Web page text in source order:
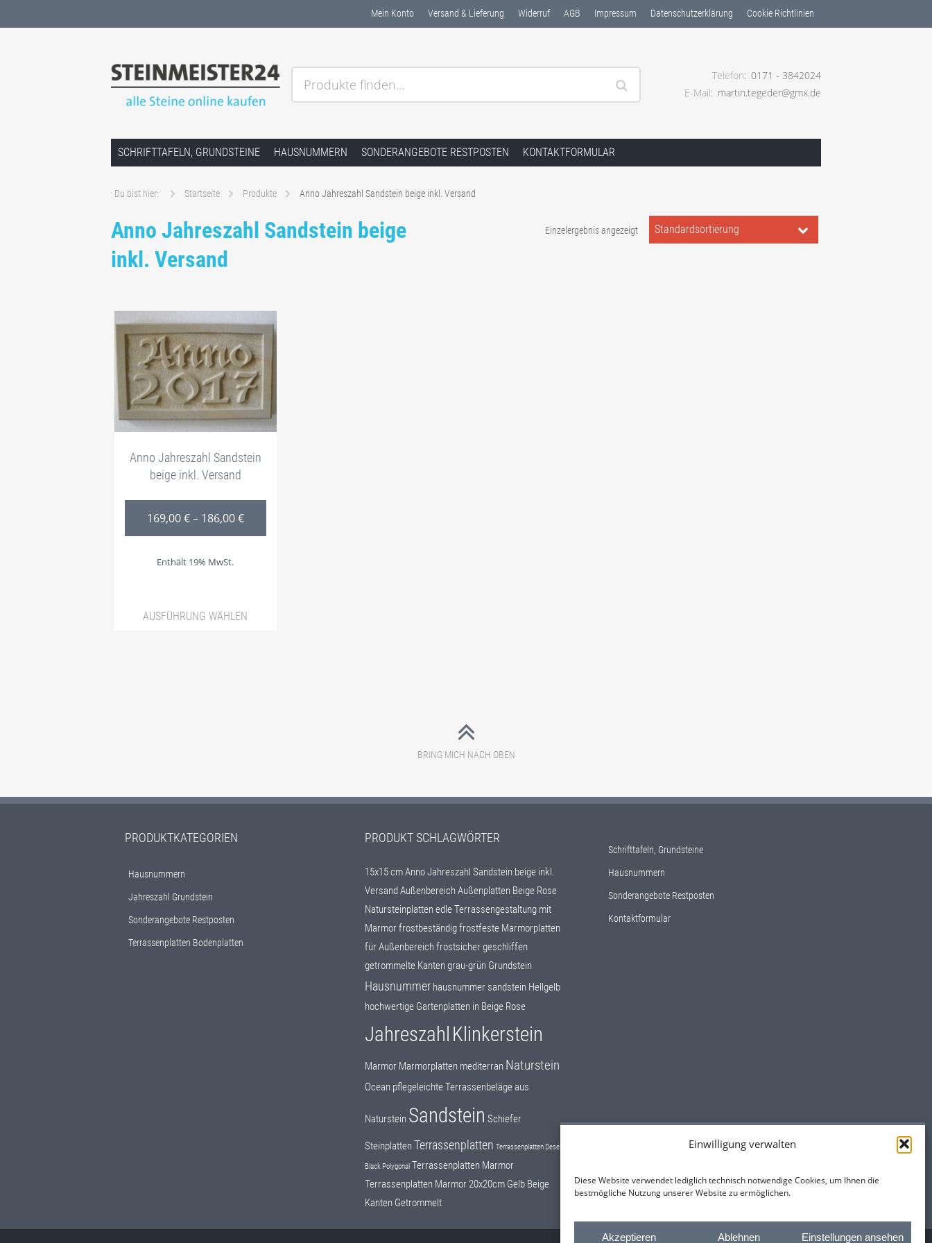
Einwilligung verwalten
Diese Website verwendet lediglich technisch notwendige Cookies, um Ihnen die
bestmögliche Nutzung unserer Website zu ermöglichen.
Akzeptieren Ablehnen Einstellungen ansehen
Mein Konto Versand & Lieferung Widerruf AGB Impressum Datenschutzerklärung Cookie Richtlinien
Telefon 0171 - 3842024
E-Mail
martin.tegeder@gmx.de
Produkte finden…
Springe zum Inhalt
SCHRIFTTAFELN, GRUNDSTEINE HAUSNUMMERN SONDERANGEBOTE RESTPOSTEN KONTAKTFORMULAR
Du bist hier: Startseite Produkte Anno Jahreszahl Sandstein beige inkl. Versand
Anno Jahreszahl Sandstein beige
inkl. Versand
Einzelergebnis angezeigt Standardsortierung
Anno Jahreszahl Sandstein
beige inkl. Versand
169,00€– 186,00€
Enthält 19% MwSt.
AUSFÜHRUNG WÄHLEN
BRING MICH NACH OBEN
PRODUKTKATEGORIEN
Hausnummern
Jahreszahl Grundstein
Sonderangebote Restposten
Terrassenplatten Bodenplatten
PRODUKT SCHLAGWÖRTER
15x15 cmAnno Jahreszahl Sandstein beige inkl.
VersandAußenbereichAußenplatten Beige Rose
Natursteinplattenedle Terrassengestaltung mit
Marmorfrostbeständigfrostfeste Marmorplatten
für Außenbereichfrostsichergeschliffen
getrommelte Kantengrau-grün Grundstein
Hausnummer hausnummer sandstein Hellgelb
hochwertige Gartenplatten in Beige Rose
Jahreszahl Klinkerstein
Marmor Marmorplatten mediterran Naturstein
Ocean pflegeleichte Terrassenbeläge aus
Naturstein Sandstein Schiefer
SteinplattenTerrassenplatten Terrassenplatten Desert
Black Polygonal Terrassenplatten Marmor
Terrassenplatten Marmor 20x20cm Gelb Beige
Kanten Getrommelt
Schrifttafeln, Grundsteine
Hausnummern
Sonderangebote Restposten
Kontaktformular